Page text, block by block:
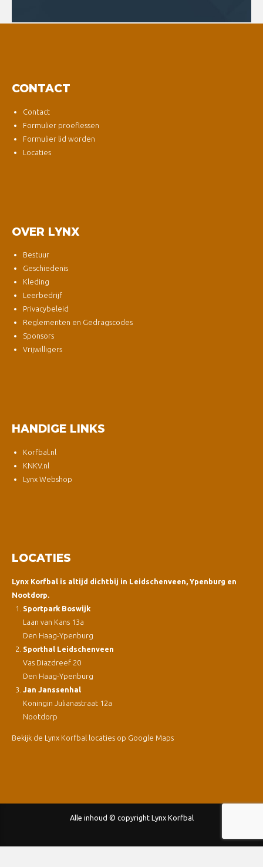
CONTACT
Contact
Formulier proeflessen
Formulier lid worden
Locaties
OVER LYNX
Bestuur
Geschiedenis
Kleding
Leerbedrijf
Privacybeleid
Reglementen en Gedragscodes
Sponsors
Vrijwilligers
HANDIGE LINKS
Korfbal.nl
KNKV.nl
Lynx Webshop
LOCATIES
Lynx Korfbal is altijd dichtbij in Leidschenveen, Ypenburg en
Nootdorp.
Sportpark Boswijk
Laan van Kans 13a
Den Haag-Ypenburg
Sporthal Leidschenveen
Vas Diazdreef 20
Den Haag-Ypenburg
Jan Janssenhal
Koningin Julianastraat 12a
Nootdorp
Bekijk de Lynx Korfbal locaties op Google Maps
Alle inhoud © copyright Lynx Korfbal